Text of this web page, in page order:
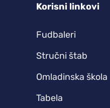
Korisni linkovi
Fudbaleri
Stručni štab
Omladinska škola
Tabela